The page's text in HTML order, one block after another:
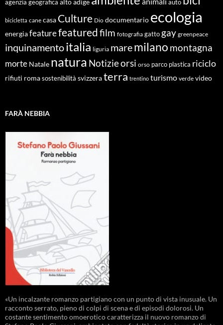
agenzia geografica alto adige auto
bicicletta cane casa Culture Dio documentario ecologia
energiafeaturefeaturedfilm fotografia gatto gay greenpeace
inquinamentoitalia liguria maremilano montagna
morte Natale natura Notizieorsi orso parco plastica riciclo
rifiuti roma sostenibilità svizzeraterra trentino turismo verde video
FARÀ NEBBIA
«Un incalzante romanzo partigiano con un punto di vista inusuale. Un
racconto serrato, pieno di colpi di scena e di episodi dolorosi. Un
costante sentimento omoerotico caratterizza il nuovo romanzo di